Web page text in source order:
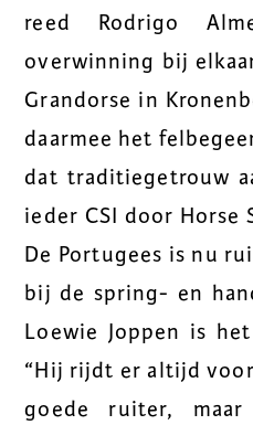
reed Rodrigo
overwinning bij
Grandorse in
daarmee het
dat traditiegetrouw
ieder CSI door
De Portugees is nu
bij de spring- en
Loewie Joppen is
“Hij rijdt er altijd
goede ruiter,